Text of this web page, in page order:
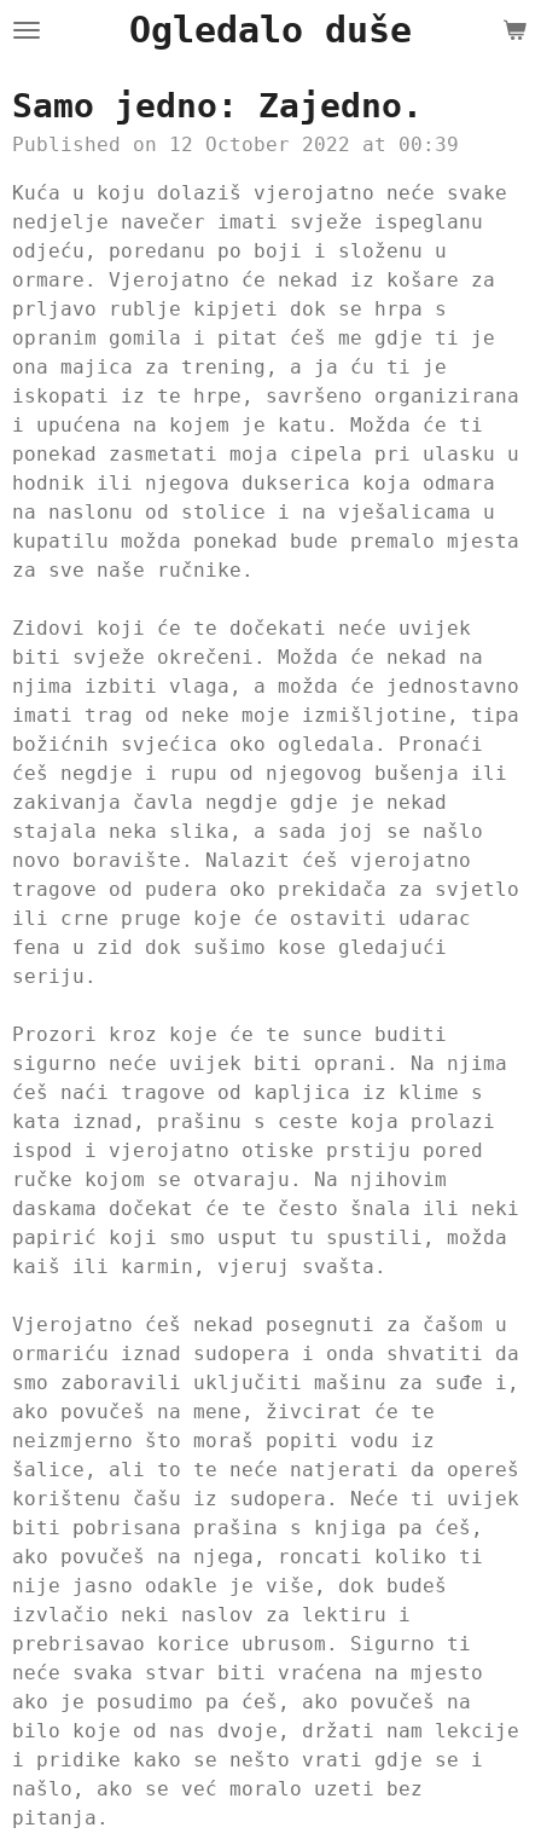
Skip
content
Ogledalo duše
Samo jedno: Zajedno.
Published on 12 October 2022 at 00:39
Kuća u koju dolaziš vjerojatno neće svake
nedjelje navečer imati svježe ispeglanu
odjeću, poredanu po boji i složenu u
ormare. Vjerojatno će nekad iz košare za
prljavo rublje kipjeti dok se hrpa s
opranim gomila i pitat ćeš me gdje ti je
ona majica za trening, a ja ću ti je
iskopati iz te hrpe, savršeno organizirana
i upućena na kojem je katu. Možda će ti
ponekad zasmetati moja cipela pri ulasku u
hodnik ili njegova dukserica koja odmara
na naslonu od stolice i na vješalicama u
kupatilu možda ponekad bude premalo mjesta
za sve naše ručnike.
Zidovi koji će te dočekati neće uvijek
biti svježe okrečeni. Možda će nekad na
njima izbiti vlaga, a možda će jednostavno
imati trag od neke moje izmišljotine, tipa
božićnih svjećica oko ogledala. Pronaći
ćeš negdje i rupu od njegovog bušenja ili
zakivanja čavla negdje gdje je nekad
stajala neka slika, a sada joj se našlo
novo boravište. Nalazit ćeš vjerojatno
tragove od pudera oko prekidača za svjetlo
ili crne pruge koje će ostaviti udarac
fena u zid dok sušimo kose gledajući
seriju.
Prozori kroz koje će te sunce buditi
sigurno neće uvijek biti oprani. Na njima
ćeš naći tragove od kapljica iz klime s
kata iznad, prašinu s ceste koja prolazi
ispod i vjerojatno otiske prstiju pored
ručke kojom se otvaraju. Na njihovim
daskama dočekat će te često šnala ili neki
papirić koji smo usput tu spustili, možda
kaiš ili karmin, vjeruj svašta.
Vjerojatno ćeš nekad posegnuti za čašom u
ormariću iznad sudopera i onda shvatiti da
smo zaboravili uključiti mašinu za suđe i,
ako povučeš na mene, živcirat će te
neizmjerno što moraš popiti vodu iz
šalice, ali to te neće natjerati da opereš
korištenu čašu iz sudopera. Neće ti uvijek
biti pobrisana prašina s knjiga pa ćeš,
ako povučeš na njega, roncati koliko ti
nije jasno odakle je više, dok budeš
izvlačio neki naslov za lektiru i
prebrisavao korice ubrusom. Sigurno ti
neće svaka stvar biti vraćena na mjesto
ako je posudimo pa ćeš, ako povučeš na
bilo koje od nas dvoje, držati nam lekcije
i pridike kako se nešto vrati gdje se i
našlo, ako se već moralo uzeti bez
pitanja.